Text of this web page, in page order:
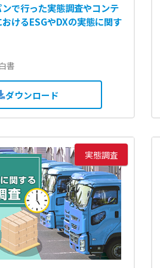
ンで行った実態調査やコンテ
けるESGやDXの実態に関す
書
ダウンロード
実態調査